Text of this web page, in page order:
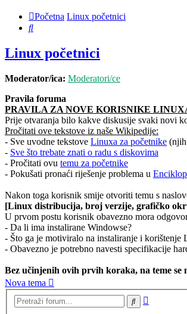
Početna Linux početnici
Pretražnik
Linux početnici
Moderator/ica: Moderatori/ce
Pravila foruma
PRAVILA ZA NOVE KORISNIKE
Prije otvaranja bilo kakve diskusije svaki novi
Pročitati ove tekstove iz naše Wikipedije:
- Sve uvodne tekstove Linuxa za početnike
- Sve što trebate znati o radu s diskovima
- Pročitati ovu temu za početnike
- Pokušati pronaći riješenje problema u
Nakon toga korisnik smije otvoriti temu s
[Linux distribucija, broj verzije, grafičko
U prvom postu korisnik obavezno mora
- Da li ima instalirane Windowse?
- Što ga je motiviralo na instaliranje i korištenje
- Obavezno je potrebno navesti specifikacije
Bez učinjenih ovih prvih koraka, na teme se
Nova tema
Pretražnik